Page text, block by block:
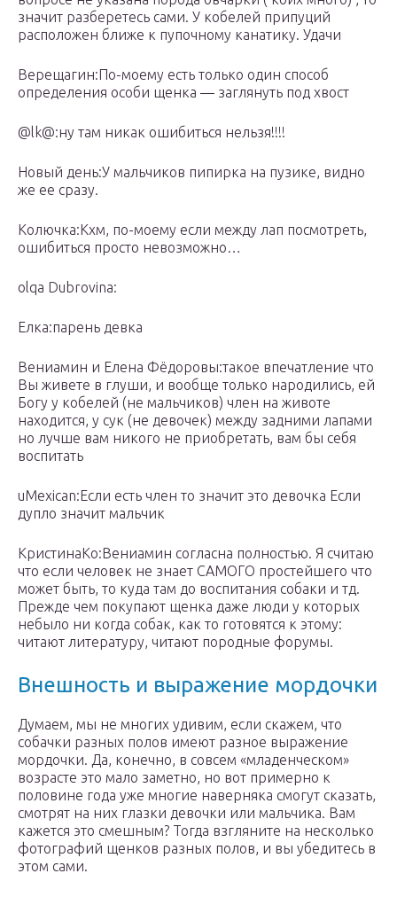
значит разберетесь сами. У кобелей припуций
расположен ближе к пупочному канатику. Удачи
Верещагин:По-моему есть только один способ
определения особи щенка — заглянуть под хвост
@lk@:ну там никак ошибиться нельзя!!!!
Новый день:У мальчиков пипирка на пузике, видно
же ее сразу.
Колючка:Кхм, по-моему если между лап посмотреть,
ошибиться просто невозможно…
olqa Dubrovina:
Елка:парень девка
Вениамин и Елена Фёдоровы:такое впечатление что
Вы живете в глуши, и вообще только народились, ей
Богу у кобелей (не мальчиков) член на животе
находится, у сук (не девочек) между задними лапами
но лучше вам никого не приобретать, вам бы себя
воспитать
uMexican:Если есть член то значит это девочка Если
дупло значит мальчик
КристинаКо:Вениамин согласна полностью. Я считаю
что если человек не знает САМОГО простейшего что
может быть, то куда там до воспитания собаки и тд.
Прежде чем покупают щенка даже люди у которых
небыло ни когда собак, как то готовятся к этому:
читают литературу, читают породные форумы.
Внешность и выражение мордочки
Думаем, мы не многих удивим, если скажем, что
собачки разных полов имеют разное выражение
мордочки. Да, конечно, в совсем «младенческом»
возрасте это мало заметно, но вот примерно к
половине года уже многие наверняка смогут сказать,
смотрят на них глазки девочки или мальчика. Вам
кажется это смешным? Тогда взгляните на несколько
фотографий щенков разных полов, и вы убедитесь в
этом сами.